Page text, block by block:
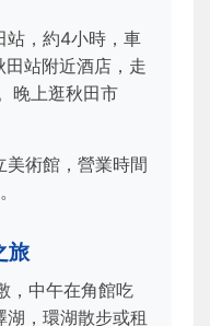
站，約4小時，車
站附近酒店，走
晚上逛秋田市
美術館，營業時間
旅
，中午在角館吃
，環湖散步或租